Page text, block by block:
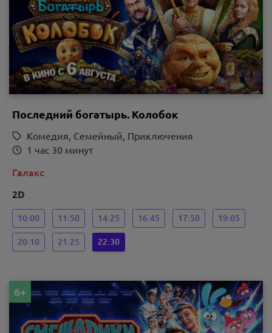
Последний богатырь. Колобок
Комедия, Семейный, Приключения
1 час 30 минут
Галакс
2D
10:00 11:50 14:25 16:45 17:50 19:05
20:10 21:25 22:30
6+